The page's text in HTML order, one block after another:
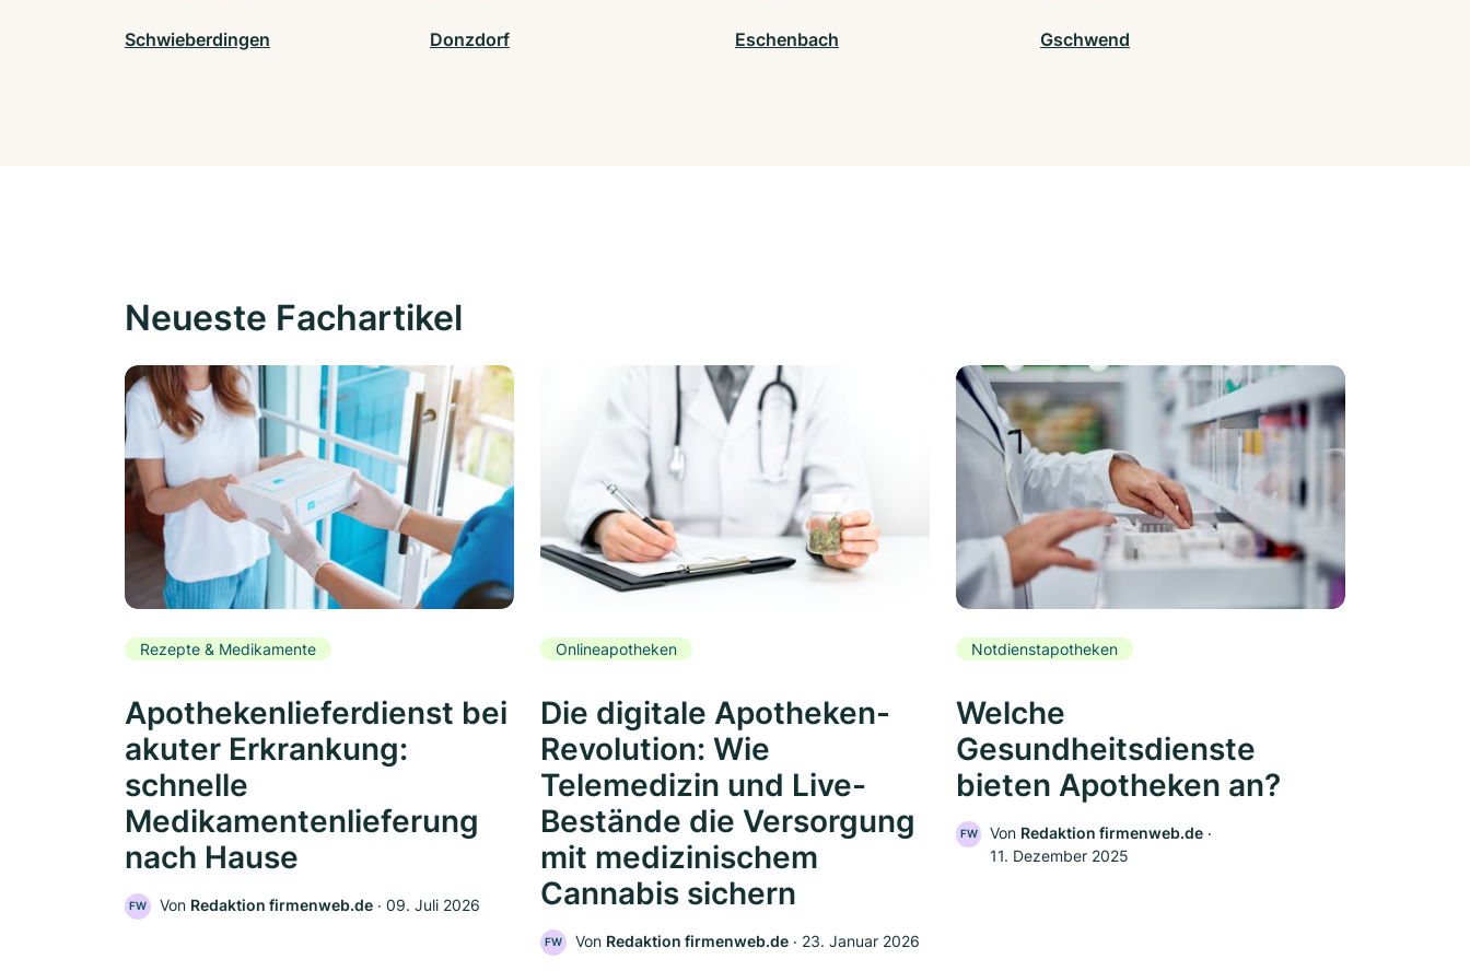
Schwieberdingen Donzdorf Eschenbach Gschwend
Neueste Fachartikel
Rezepte & Medikamente
Apothekenlieferdienst bei
akuter Erkrankung:
schnelle
Medikamentenlieferung
nach Hause
FW Von Redaktion firmenweb.de ‧ 09. Juli 2026
Onlineapotheken
Die digitale Apotheken-
Revolution: Wie
Telemedizin und Live-
Bestände die Versorgung
mit medizinischem
Cannabis sichern
FW Von Redaktion firmenweb.de ‧ 23. Januar 2026
Notdienstapotheken
Welche
Gesundheitsdienste
bieten Apotheken an?
FW Von Redaktion firmenweb.de ‧
11. Dezember 2025